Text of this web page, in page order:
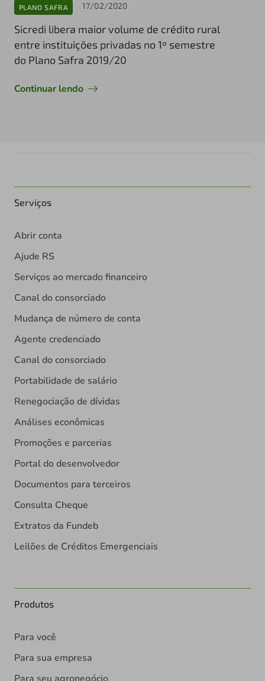
PLANO SAFRA 17/02/2020
Sicredi libera maior volume de crédito rural
entre instituições privadas no 1º semestre
do Plano Safra 2019/20
Continuar lendo
Serviços
Abrir conta
Ajude RS
Serviços ao mercado financeiro
Canal do consorciado
Mudança de número de conta
Agente credenciado
Canal do consorciado
Portabilidade de salário
Renegociação de dívidas
Análises econômicas
Promoções e parcerias
Portal do desenvolvedor
Documentos para terceiros
Consulta Cheque
Extratos da Fundeb
Leilões de Créditos Emergenciais
Produtos
Para você
Para sua empresa